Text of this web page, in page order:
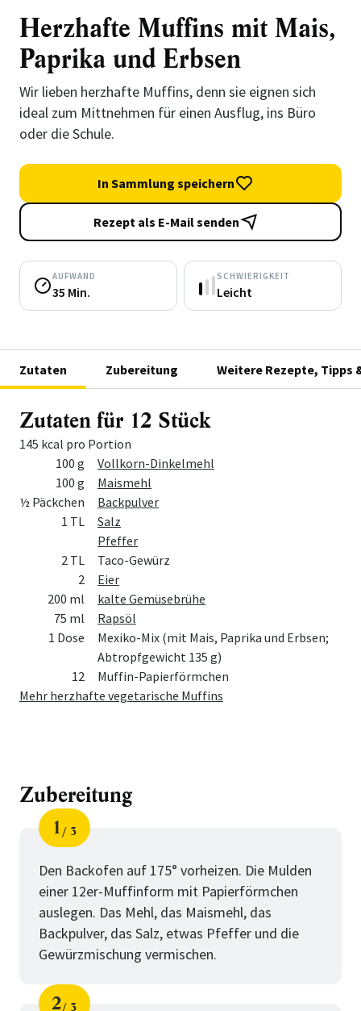
Herzhafte Muffins mit Mais,
Paprika und Erbsen
Wir lieben herzhafte Muffins, denn sie eignen sich
ideal zum Mittnehmen für einen Ausflug, ins Büro
oder die Schule.
In Sammlung speichern
Rezept als E-Mail senden
AUFWAND
35 Min.
SCHWIERIGKEIT
Leicht
Zutaten Zubereitung Weitere Rezepte, Tipps
Zutaten für 12 Stück
145 kcal pro Portion
Zutat
100 g
Vollkorn-Dinkelmehl
100 g
Maismehl
½ Päckchen
Backpulver
1 TL
Salz
Pfeffer
2 TL
Taco-Gewürz
2
Eier
200 ml
kalte Gemüsebrühe
75 ml
Rapsöl
1 Dose
Mexiko-Mix (mit Mais, Paprika und Erbsen;
Abtropfgewicht 135 g)
12
Muffin-Papierförmchen
Mehr herzhafte vegetarische Muffins
Zubereitung
Schritt
1
von
3
Den Backofen auf 175° vorheizen. Die Mulden
einer 12er-Muffinform mit Papierförmchen
auslegen. Das Mehl, das Maismehl, das
Backpulver, das Salz, etwas Pfeffer und die
Gewürzmischung vermischen.
2 3